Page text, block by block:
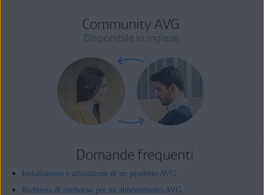
Community AVG
Disponibile in inglese
Domande frequenti
Installazione e attivazione di un prodotto AVG
Richiesta di rimborso per un abbonamento AVG